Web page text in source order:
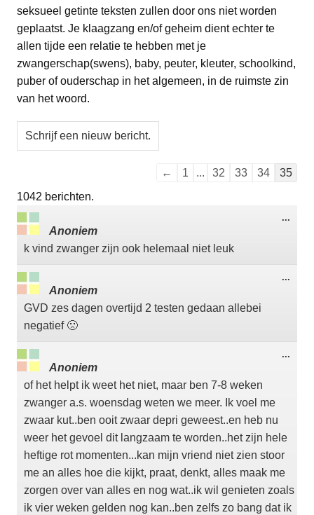
seksueel getinte teksten zullen door ons niet worden
geplaatst. Je klaagzang en/of geheim dient echter te
allen tijde een relatie te hebben met je
zwangerschap(swens), baby, peuter, kleuter, schoolkind,
puber of ouderschap in het algemeen, in de ruimste zin
van het woord.
Navigatie
← 1 ... 32 33 34
35
1042 berichten.
Anoniem
k vind zwanger zijn ook helemaal niet leuk
...
Anoniem
GVD zes dagen overtijd 2 testen gedaan allebei
negatief 🙁
...
Anoniem
of het helpt ik weet het niet, maar ben 7-8 weken
zwanger a.s. woensdag weten we meer. Ik voel me
zwaar kut..ben ooit zwaar depri geweest..en heb nu
weer het gevoel dit langzaam te worden..het zijn hele
heftige rot momenten...kan mijn vriend niet zien stoor
me an alles hoe die kijkt, praat, denkt, alles maak me
zorgen over van alles en nog wat..ik wil genieten zoals
ik vier weken gelden nog kan..ben zelfs zo bang dat ik
...